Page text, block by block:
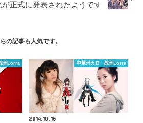
が正式に発表されたようです
の記事も人気です。
音Lorra 中華ボカロ 战音Lorra
2014.10.16